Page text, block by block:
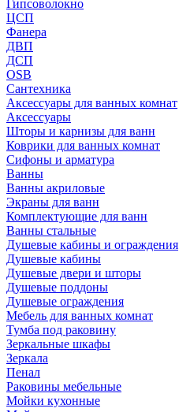
Гипсоволокно
ЦСП
Фанера
ДВП
ДСП
OSB
Сантехника
Аксессуары для ванных комнат
Аксессуары
Шторы и карнизы для ванн
Коврики для ванных комнат
Сифоны и арматура
Ванны
Ванны акриловые
Экраны для ванн
Комплектующие для ванн
Ванны стальные
Душевые кабины и ограждения
Душевые кабины
Душевые двери и шторы
Душевые поддоны
Душевые ограждения
Мебель для ванных комнат
Тумба под раковину
Зеркальные шкафы
Зеркала
Пенал
Раковины мебельные
Мойки кухонные